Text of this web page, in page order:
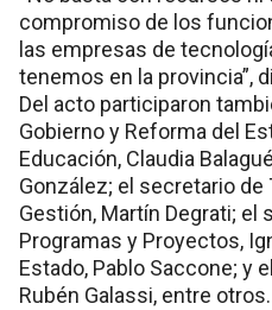
compromiso de los
las empresas de
tenemos en la provincia”,
Del acto participaron
Gobierno y Reforma del
Educación, Claudia
González; el secretario de
Gestión, Martín Degrati; el
Programas y Proyectos,
Estado, Pablo Saccone; y
Rubén Galassi, entre otros.